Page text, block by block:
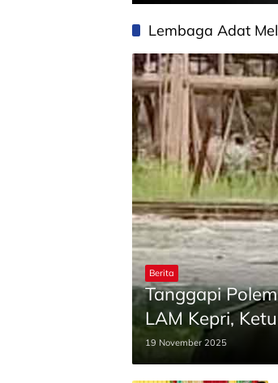
Lembaga Adat
Berita
Tanggapi
LAM Kepri,
Tepat
19 November 2025